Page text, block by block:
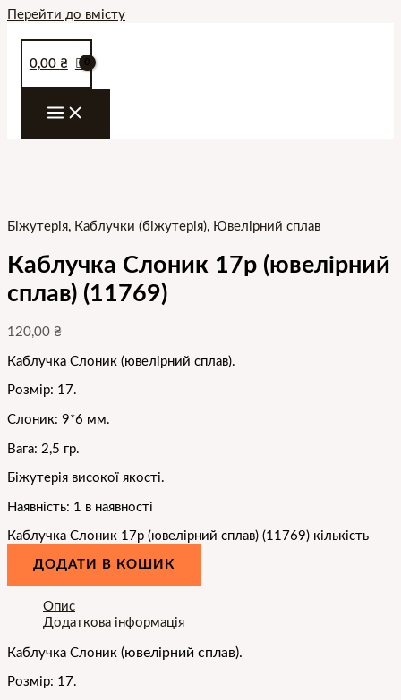
Перейти до вмісту
0,00 ₴
Біжутерія, Каблучки (біжутерія), Ювелірний сплав
Каблучка Слоник 17р (ювелірний
сплав) (11769)
120,00 ₴
Каблучка Слоник (ювелірний сплав).
Розмір: 17.
Слоник: 9*6 мм.
Вага: 2,5 гр.
Біжутерія високої якості.
Наявність: 1 в наявності
Каблучка Слоник 17р (ювелірний сплав) (11769) кількість
ДОДАТИ В КОШИК
Опис
Додаткова інформація
Каблучка Слоник (ювелірний сплав).
Розмір: 17.